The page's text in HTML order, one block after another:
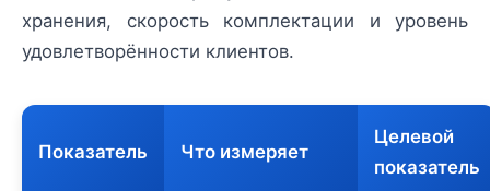
хранения, скорость комплектации и уровень
удовлетворённости клиентов.
Показатель Что измеряет
Целевой
показатель